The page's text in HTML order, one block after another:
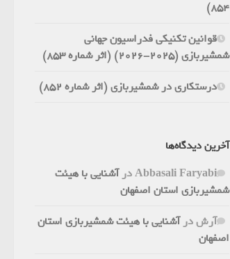
854)
قوانین تکنیکی فدراسیون جهانی
شمشیربازی (2025-2026) (اثر شماره 853)
درستکاری در شمشیربازی (اثر شماره 852)
آخرین دیدگاه‌ها
Abbasali Faryabiدرآشنایی با هیئت
شمشیربازی استان اصفهان
آرشدرآشنایی با هیئت شمشیربازی استان
اصفهان